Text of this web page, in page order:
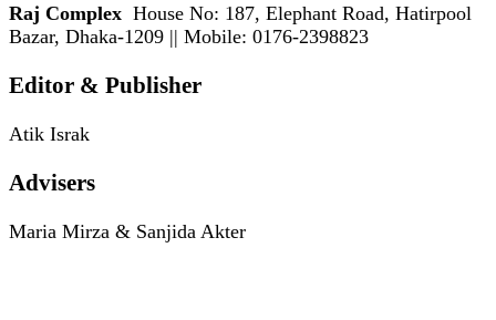
Raj Complex House No: 187, Elephant Road, Hatirpool
Bazar, Dhaka-1209 || Mobile: 0176-2398823
Editor & Publisher
Atik Israk
Advisers
Maria Mirza & Sanjida Akter